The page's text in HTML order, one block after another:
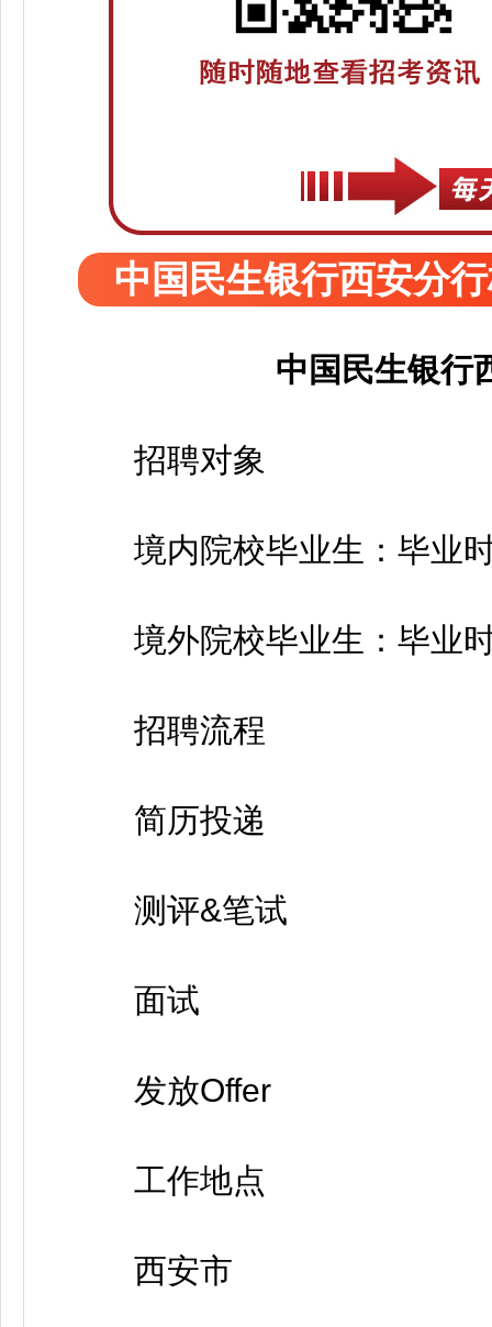
中国民生银行西安分
中国民生银行
招聘对象
境内院校毕业生：毕业时
境外院校毕业生：毕业时
招聘流程
简历投递
测评&笔试
面试
发放Offer
工作地点
西安市